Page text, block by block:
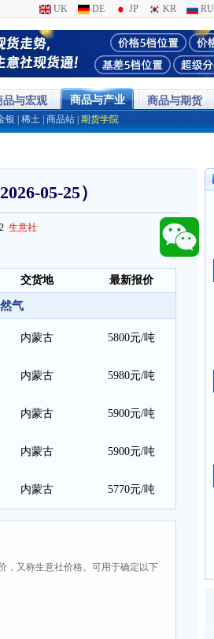
UK DE JP KR RU
品与宏观 商品与产业 商品与期货
银 稀土 商品站 期货学院
05-25）
生意社
交货地 最新报价
气
内蒙古 5800元/吨
内蒙古 5980元/吨
内蒙古 5900元/吨
内蒙古 5900元/吨
内蒙古 5770元/吨
，又称生意社价格。可用于确定以下